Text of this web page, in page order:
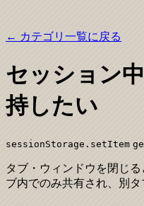
← カテゴリ一覧に戻る
セッション
持したい
sessionStorage.setItem
タブ・ウィンドウを閉じ
ブ内でのみ共有され、別タ